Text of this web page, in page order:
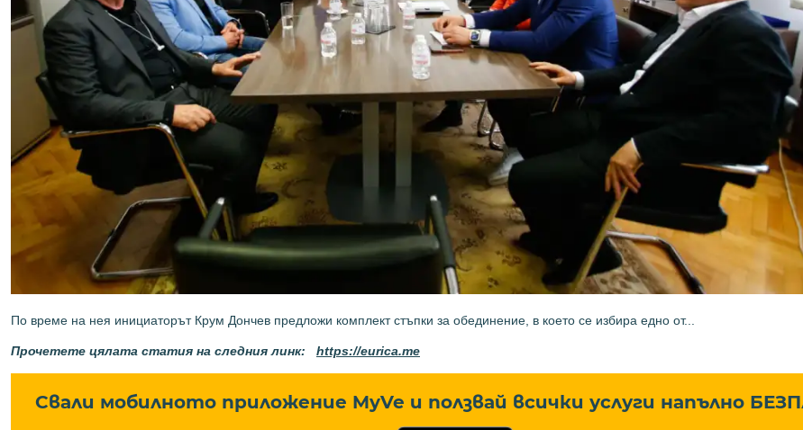
По време на нея инициаторът Крум Дончев предложи комплект стъпки за обединение, в което се избира едно от...
Прочетете цялата статия на следния линк: https://eurica.me
Свали мобилното приложение MyVe и ползвай всички услуги напълно